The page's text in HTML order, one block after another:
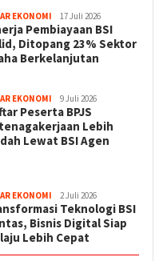
EKONOMI 17 Juli 2026
Pembiayaan BSI
Ditopang 23% Sektor
Berkelanjutan
EKONOMI 9 Juli 2026
Peserta BPJS
Lebih
Lewat BSI Agen
EKONOMI 2 Juli 2026
Teknologi BSI
Bisnis Digital Siap
Lebih Cepat